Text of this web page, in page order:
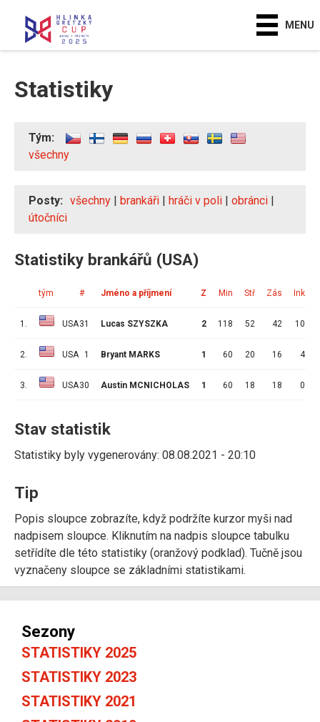
MENU
Statistiky
Tým:
všechny
Posty: všechny | brankáři | hráči v poli | obránci |
útočníci
Statistiky brankářů (USA)
tým # Jméno a příjmení Z Min Stř Zás Ink
1. USA31 Lucas SZYSZKA 2 118 52 42 10
2. USA 1 Bryant MARKS 1 60 20 16 4
3. USA30 Austin MCNICHOLAS 1 60 18 18 0
Stav statistik
Statistiky byly vygenerovány: 08.08.2021 - 20:10
Tip
Popis sloupce zobrazíte, když podržíte kurzor myši nad
nadpisem sloupce. Kliknutím na nadpis sloupce tabulku
setřídíte dle této statistiky (oranžový podklad). Tučně jsou
vyznačeny sloupce se základními statistikami.
Sezony
STATISTIKY 2025
STATISTIKY 2023
STATISTIKY 2021